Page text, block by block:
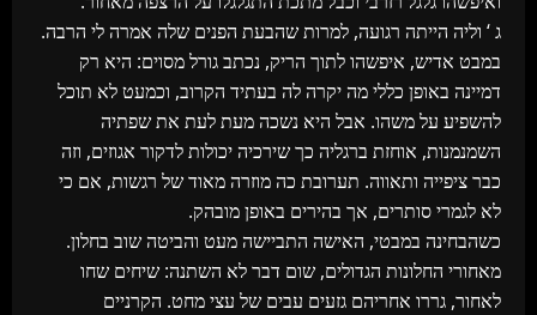
ג ‘ וליה הייתה רגועה, למרות שהבעת הפנים שלה אמרה לי הרבה.
במבט אדיש, איפשהו לתוך הריק, נכתב גורל מסוים: היא רק
דמיינה באופן כללי מה יקרה לה בעתיד הקרוב, וכמעט לא תוכל
להשפיע על משהו. אבל היא נשכה מעת לעת את שפתיה
השמנמנות, אוחזת ברגליה כך שירכיה יכולות לדקור אגוזים, וזה
כבר ציפייה ותאווה. תערובת כה מוזרה מאוד של רגשות, אם כי
לא לגמרי סותרים, אך בהירים באופן מובהק.
כשהבחינה במבטי, האישה התביישה מעט והביטה שוב בחלון.
מאחורי החלונות הגדולים, שום דבר לא השתנה: שיחים שחו
לאחור, גררו אחריהם גזעים עבים של עצי מחט. הקרניים